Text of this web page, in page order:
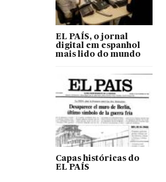
EL PAÍS, o jornal
digital em espanhol
mais lido do mundo
Capas históricas do
EL PAÍS